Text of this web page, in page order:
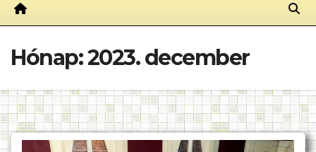
Hónap:2023. december